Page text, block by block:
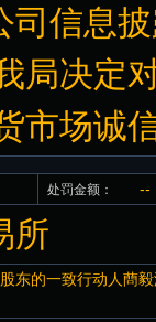
司信息
局决定
市场诚
处罚金额： --
所
东的一致行动人蔄